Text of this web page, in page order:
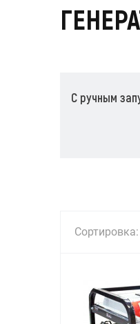
С ручным
Сортировка: